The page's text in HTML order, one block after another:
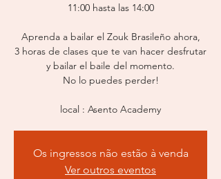
11:00 hasta las 14:00
Aprenda a bailar el Zouk Brasileño ahora,
3 horas de clases que te van hacer desfrutar
y bailar el baile del momento.
No lo puedes perder!
local : Asento Academy
Os ingressos não estão à venda
Ver outros eventos